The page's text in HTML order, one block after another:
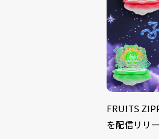
FRUITS
を配信リリ